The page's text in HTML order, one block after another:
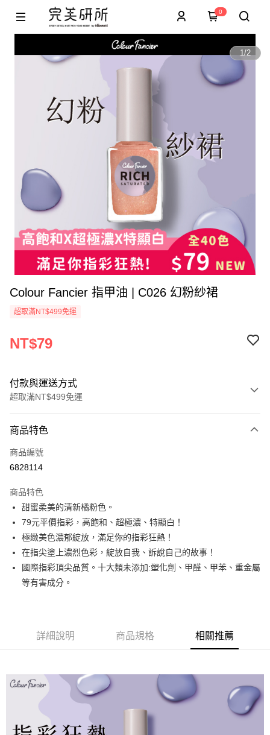
0
1/2
Colour Fancier 指甲油 | C026 幻粉紗裙
超取滿NT$499免運
NT$79
付款與運送方式
超取滿NT$499免運
信用卡一次付款
超商取貨付款
Apple Pay
街口支付
悠遊付
運送方式
因應疫情升溫，目前暫停使用7-11取貨付款配送，請使用全家
黑貓宅急便
每筆NT$100，滿NT$699(含以上)免運費
商品特色
商品編號
6828114
商品特色
甜蜜柔美的清新橘粉色。
79元平價指彩，高飽和、超極濃、特顯白！
極緻美色濃郁綻放，滿足你的指彩狂熱！
在指尖塗上濃烈色彩，綻放自我、訴說自己的故事！
國際指彩頂尖品質。十大類未添加:塑化劑、甲醛、甲苯、重金屬
等有害成分。
詳細說明 商品規格 相關推薦